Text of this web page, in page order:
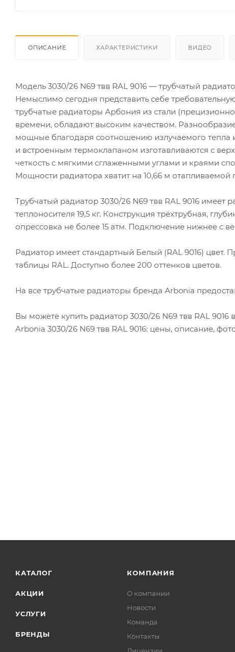
ОПИСАНИЕ ХАРАКТЕРИСТИКИ ВИДЕО
Модель 3030/26 N69 твв RAL 9016 — трубчатый
Немыслимо сегодня представить себе
трубчатые радиаторы Арбония из стали
времени, обладают высоким качеством.
мощные благодаря соотношению излучаемого
и встроенным термоклапаном изготавливаются с
четкость с мягкими сглаженными углами и краями
Мощности радиатора хватит на 10,66 м отапливаемой
Трубчатый радиатор 3030/26 N69 твв RAL 9016 имеет
теплоносителя 19,5 кг. Конструкция трёхтрубная,
опрессовка не более 15 атм. Подключение нижнее с
Радиатор имеет стандартный Белый (RAL 9016)
таблицы RAL. Доступно более 200 оттенков цветов.
На все трубчатые радиаторы бренда Аrbonia
Вы можете купить радиатор 3030/26 N69 твв RAL
Arbonia 3030/26 N69 твв RAL 9016: цены, описание,
КАТАЛОГ
АКЦИИ
УСЛУГИ
БРЕНДЫ
КОМПАНИЯ
О компании
Новости
Команда
Контакты